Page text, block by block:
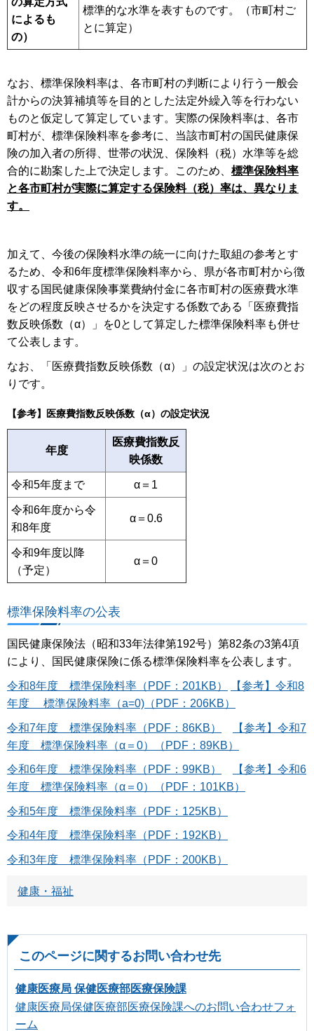
によるも
の）
標準的な水準を表すものです。（市町村ご
とに算定）
なお、標準保険料率は、各市町村の判断により行う一般会
計からの決算補填等を目的とした法定外繰入等を行わない
ものと仮定して算定しています。実際の保険料率は、各市
町村が、標準保険料率を参考に、当該市町村の国民健康保
険の加入者の所得、世帯の状況、保険料（税）水準等を総
合的に勘案した上で決定します。このため、 標準保険料率
と各市町村が実際に算定する保険料（税）率は、異なりま
す。
加えて、今後の保険料水準の統一に向けた取組の参考とす
るため、令和6年度標準保険料率から、県が各市町村から徴
収する国民健康保険事業費納付金に各市町村の医療費水準
をどの程度反映させるかを決定する係数である「医療費指
数反映係数（α）」を0として算定した標準保険料率も併せ
て公表します。
なお、「医療費指数反映係数（α）」の設定状況は次のとお
りです。
【参考】医療費指数反映係数（α）の設定状況
年度
医療費指数反
映係数
令和5年度まで α＝1
令和6年度から令
和8年度
α＝0.6
令和9年度以降
（予定）
α＝0
標準保険料率の公表
国民健康保険法（昭和33年法律第192号）第82条の3第4項
により、国民健康保険に係る標準保険料率を公表します。
令和8年度 標準保険料率（PDF：201KB）
【参考】令和8
年度 標準保険料率（a=0)（PDF：206KB）
令和7年度 標準保険料率（PDF：86KB）
【参考】令和7
年度 標準保険料率（α＝0）（PDF：89KB）
令和6年度 標準保険料率（PDF：99KB）
【参考】令和6
年度 標準保険料率（α＝0）（PDF：101KB）
令和5年度 標準保険料率（PDF：125KB）
令和4年度 標準保険料率（PDF：192KB）
令和3年度 標準保険料率（PDF：200KB）
健康・福祉
このページに関するお問い合わせ先
健康医療局 保健医療部医療保険課
健康医療局保健医療部医療保険課へのお問い合わせフォ
ーム